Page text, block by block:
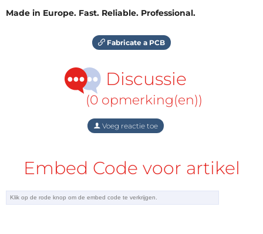
Made in Europe. Fast. Reliable. Professional.
Fabricate a PCB
Discussie
(0 opmerking(en))
Voeg reactie toe
Embed Code voor artikel